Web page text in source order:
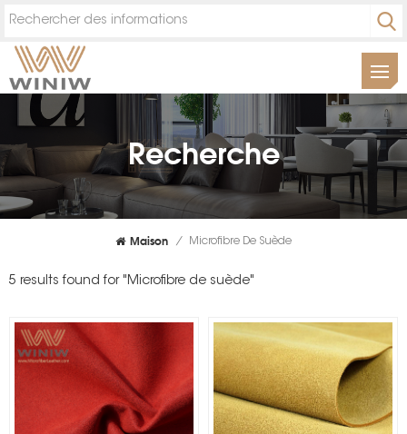
Recherche
Maison / Microfibre De Suède
5 results found for "Microfibre de suède"